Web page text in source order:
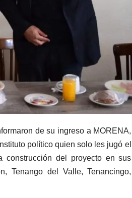
de su ingreso a MORENA,
político quien solo les jugó el
del proyecto en sus
Tenango del Valle, Tenancingo,